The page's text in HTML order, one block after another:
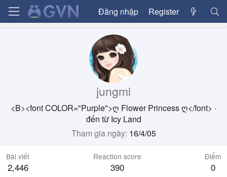
Đăng nhập Register
jungmi
<B><font COLOR="Purple">ღ Flower Princess ღ</font> ·
đến từ Icy Land
Tham gia ngày 16/4/05
Bài viết
2,446
Reaction score
390
Điểm
0